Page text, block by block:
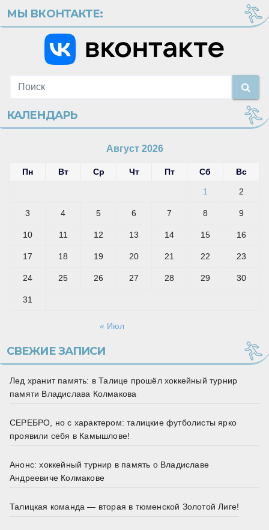
МЫ ВКОНТАКТЕ:
КАЛЕНДАРЬ
Август 2026
Пн Вт Ср Чт Пт Сб Вс
1 2
3 4 5 6 7 8 9
10 11 12 13 14 15 16
17 18 19 20 21 22 23
24 25 26 27 28 29 30
31
« Июл
СВЕЖИЕ ЗАПИСИ
Лед хранит память: в Талице прошёл хоккейный турнир
памяти Владислава Колмакова
СЕРЕБРО, но с характером: талицкие футболисты ярко
проявили себя в Камышлове!
Анонс: хоккейный турнир в память о Владиславе
Андреевиче Колмакове
Талицкая команда — вторая в тюменской Золотой Лиге!